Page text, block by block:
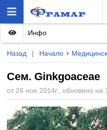
Назад | Начало
Сем. Ginkgoaceae
от 26 ное 2014г., обновено на
Инфо